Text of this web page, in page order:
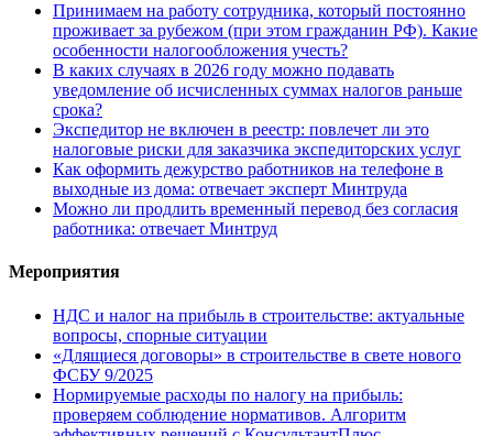
Принимаем на работу сотрудника, который постоянно
проживает за рубежом (при этом гражданин РФ). Какие
особенности налогообложения учесть?
В каких случаях в 2026 году можно подавать
уведомление об исчисленных суммах налогов раньше
срока?
Экспедитор не включен в реестр: повлечет ли это
налоговые риски для заказчика экспедиторских услуг
Как оформить дежурство работников на телефоне в
выходные из дома: отвечает эксперт Минтруда
Можно ли продлить временный перевод без согласия
работника: отвечает Минтруд
Мероприятия
НДС и налог на прибыль в строительстве: актуальные
вопросы, спорные ситуации
«Длящиеся договоры» в строительстве в свете нового
ФСБУ 9/2025
Нормируемые расходы по налогу на прибыль:
проверяем соблюдение нормативов. Алгоритм